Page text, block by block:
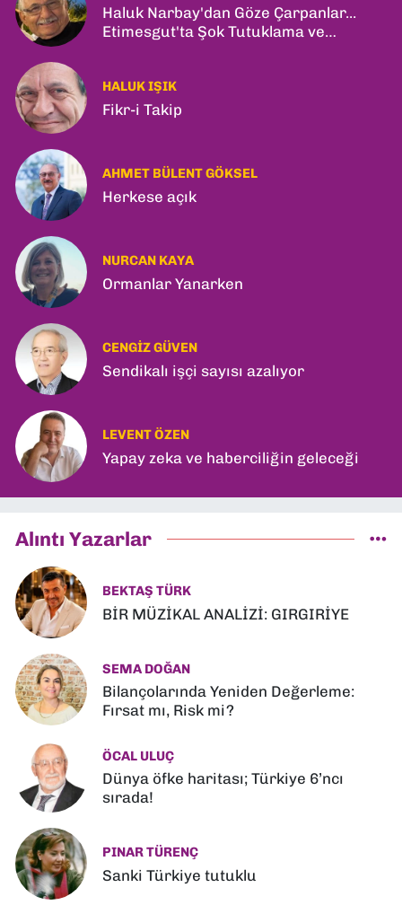
Haluk Narbay'dan Göze Çarpanlar...
Etimesgut'ta Şok Tutuklama ve
HALUK IŞIK
Fikr-i Takip
AHMET BÜLENT GÖKSEL
Herkese açık
NURCAN KAYA
Ormanlar Yanarken
CENGIZ GÜVEN
Sendikalı işçi sayısı azalıyor
LEVENT ÖZEN
Yapay zeka ve haberciliğin geleceği
Alıntı Yazarlar
BEKTAŞ TÜRK
BİR MÜZİKAL ANALİZİ: GIRGIRİYE
SEMA DOĞAN
Bilançolarında Yeniden Değerleme:
Fırsat mı, Risk mi?
ÖCAL ULUÇ
Dünya öfke haritası; Türkiye 6’ncı
sırada!
PINAR TÜRENÇ
Sanki Türkiye tutuklu